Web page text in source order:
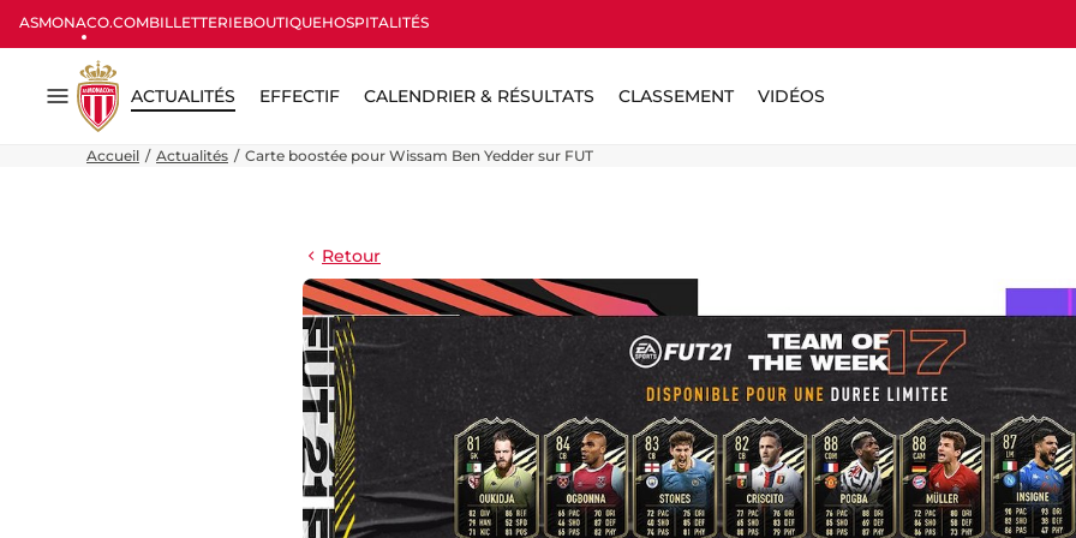
ASMONACO.COMBILLETTERIEBOUTIQUEHOSPITALITÉS
Menu
ACTUALITÉS EFFECTIF CALENDRIER & RÉSULTATS CLASSEMENT VIDÉOS
Accueil Actualités Carte boostée pour Wissam Ben Yedder sur FUT
Retour